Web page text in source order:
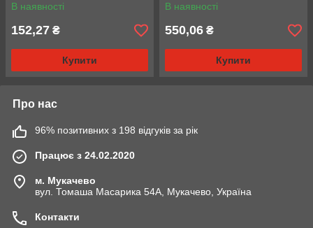
В наявності
152,27 ₴
Купити
В наявності
550,06 ₴
Купити
Про нас
96% позитивних з 198 відгуків за рік
Працює з 24.02.2020
м. Мукачево
вул. Томаша Масарика 54А, Мукачево, Україна
Контакти